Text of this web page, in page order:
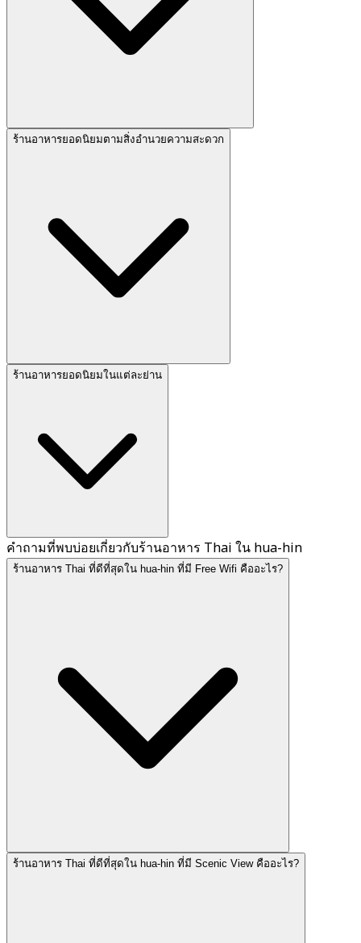
ร้านอาหารยอดนิยมตามสิ่งอำนวยความสะดวก
ร้านอาหารยอดนิยมในแต่ละย่าน
คำถามที่พบบ่อยเกี่ยวกับร้านอาหาร Thai ใน hua-hin
ร้านอาหาร Thai ที่ดีที่สุดใน hua-hin ที่มี Free Wifi คืออะไร?
ร้านอาหาร Thai ที่ดีที่สุดใน hua-hin ที่มี Scenic View คืออะไร?